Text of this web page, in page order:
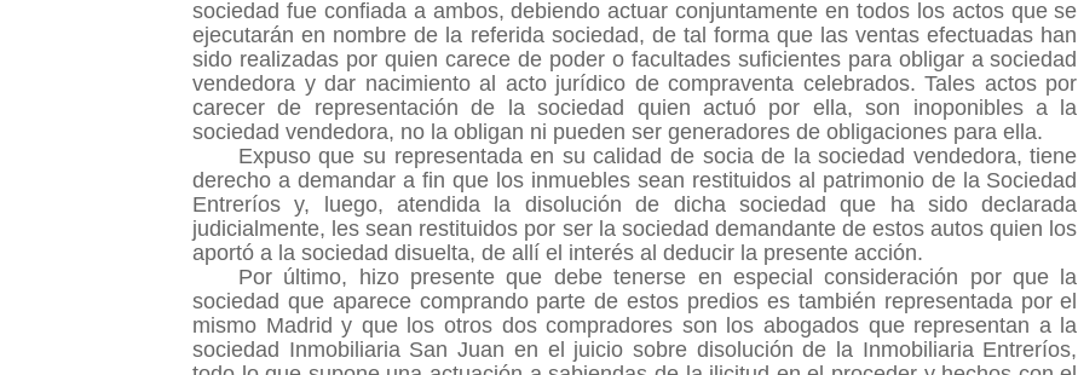
sociedad fue confiada a ambos, debiendo actuar conjuntamente en todos los actos que se
ejecutarán en nombre de la referida sociedad, de tal forma que las ventas efectuadas han
sido realizadas por quien carece de poder o facultades suficientes para obligar a sociedad
vendedora y dar nacimiento al acto jurídico de compraventa celebrados. Tales actos por
carecer de representación de la sociedad quien actuó por ella, son inoponibles a la
sociedad vendedora, no la obligan ni pueden ser generadores de obligaciones para ella.
Expuso que su representada en su calidad de socia de la sociedad vendedora, tiene
derecho a demandar a fin que los inmuebles sean restituidos al patrimonio de la Sociedad
Entreríos y, luego, atendida la disolución de dicha sociedad que ha sido declarada
judicialmente, les sean restituidos por ser la sociedad demandante de estos autos quien los
aportó a la sociedad disuelta, de allí el interés al deducir la presente acción.
Por último, hizo presente que debe tenerse en especial consideración por que la
sociedad que aparece comprando parte de estos predios es también representada por el
mismo Madrid y que los otros dos compradores son los abogados que representan a la
sociedad Inmobiliaria San Juan en el juicio sobre disolución de la Inmobiliaria Entreríos,